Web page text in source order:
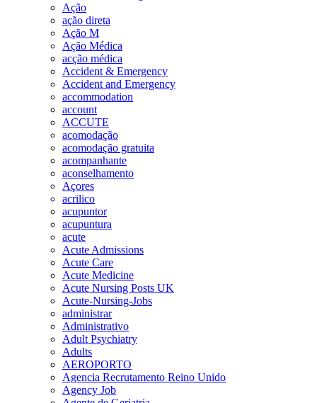
Ação
ação direta
Ação M
Ação Médica
acção médica
Accident & Emergency
Accident and Emergency
accommodation
account
ACCUTE
acomodação
acomodação gratuita
acompanhante
aconselhamento
Açores
acrilico
acupuntor
acupuntura
acute
Acute Admissions
Acute Care
Acute Medicine
Acute Nursing Posts UK
Acute-Nursing-Jobs
administrar
Administrativo
Adult Psychiatry
Adults
AEROPORTO
Agencia Recrutamento Reino Unido
Agency Job